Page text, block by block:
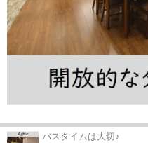
バスタイムは大切♪